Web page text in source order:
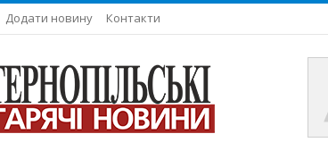
Додати новину Контакти